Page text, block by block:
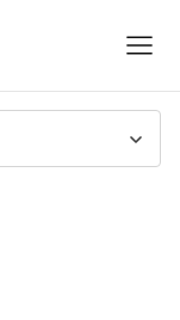
모바